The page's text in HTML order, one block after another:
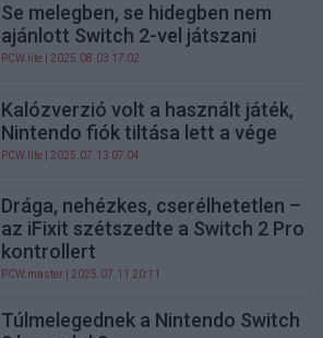
Se melegben, se hidegben nem
ajánlott Switch 2-vel játszani
PCW.lite | 2025.08.03 17:02
Kalózverzió volt a használt játék,
Nintendo fiók tiltása lett a vége
PCW.lite | 2025.07.13 07:04
Drága, nehézkes, cserélhetetlen –
az iFixit szétszedte a Switch 2 Pro
kontrollert
PCW.master | 2025.07.11 20:11
Túlmelegednek a Nintendo Switch